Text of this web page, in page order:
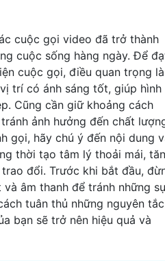
cuộc gọi video đã trở thành
cuộc sống hàng ngày. Để
cuộc gọi, điều quan trọng là
trí có ánh sáng tốt, giúp hình
Cũng cần giữ khoảng cách
ảnh hưởng đến chất
gọi, hãy chú ý đến nội dung
thời tạo tâm lý thoải mái,
đổi. Trước khi bắt đầu,
âm thanh để tránh những
tuân thủ những nguyên tắc
bạn sẽ trở nên hiệu quả và